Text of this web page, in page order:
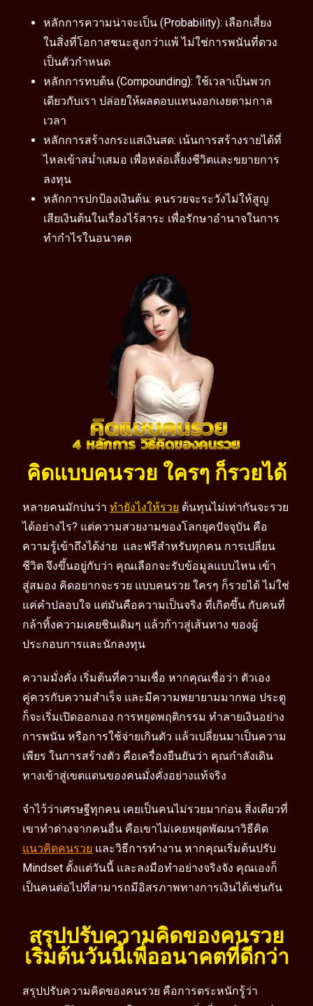
หลักการความน่าจะเป็น (Probability): เลือกเสี่ยง
ในสิ่งที่โอกาสชนะสูงกว่าแพ้ ไม่ใช่การพนันที่ดวง
เป็นตัวกำหนด
หลักการทบต้น (Compounding): ใช้เวลาเป็นพวก
เดียวกับเรา ปล่อยให้ผลตอบแทนงอกเงยตามกาล
เวลา
หลักการสร้างกระแสเงินสด: เน้นการสร้างรายได้ที่
ไหลเข้าสม่ำเสมอ เพื่อหล่อเลี้ยงชีวิตและขยายการ
ลงทุน
หลักการปกป้องเงินต้น: คนรวยจะระวังไม่ให้สูญ
เสียเงินต้นในเรื่องไร้สาระ เพื่อรักษาอำนาจในการ
ทำกำไรในอนาคต
คิดแบบคนรวย ใครๆ ก็รวยได้
หลายคนมักบ่นว่าทำยังไงให้รวย ต้นทุนไม่เท่ากันจะรวย
ได้อย่างไร? แต่ความสวยงามของโลกยุคปัจจุบัน คือ
ความรู้เข้าถึงได้ง่าย และฟรีสำหรับทุกคน การเปลี่ยน
ชีวิต จึงขึ้นอยู่กับว่า คุณเลือกจะรับข้อมูลแบบไหน เข้า
สู่สมอง คิดอยากจะรวย แบบคนรวย ใครๆ ก็รวยได้ ไม่ใช่
แค่คำปลอบใจ แต่มันคือความเป็นจริง ที่เกิดขึ้น กับคนที่
กล้าทิ้งความเคยชินเดิมๆ แล้วก้าวสู่เส้นทาง ของผู้
ประกอบการและนักลงทุน
ความมั่งคั่ง เริ่มต้นที่ความเชื่อ หากคุณเชื่อว่า ตัวเอง
คู่ควรกับความสำเร็จ และมีความพยายามมากพอ ประตู
ก็จะเริ่มเปิดออกเอง การหยุดพฤติกรรม ทำลายเงินอย่าง
การพนัน หรือการใช้จ่ายเกินตัว แล้วเปลี่ยนมาเป็นความ
เพียร ในการสร้างตัว คือเครื่องยืนยันว่า คุณกำลังเดิน
ทางเข้าสู่เขตแดนของคนมั่งคั่งอย่างแท้จริง
จำไว้ว่าเศรษฐีทุกคน เคยเป็นคนไม่รวยมาก่อน สิ่งเดียวที่
เขาทำต่างจากคนอื่น คือเขาไม่เคยหยุดพัฒนาวิธีคิด
แนวคิดคนรวย และวิธีการทำงาน หากคุณเริ่มต้นปรับ
Mindset ตั้งแต่วันนี้ และลงมือทำอย่างจริงจัง คุณเองก็
เป็นคนต่อไปที่สามารถมีอิสรภาพทางการเงินได้เช่นกัน
สรุปปรับความคิดของคนรวย
เริ่มต้นวันนี้เพื่ออนาคตที่ดีกว่า
สรุปปรับความคิดของคนรวย คือการตระหนักรู้ว่า